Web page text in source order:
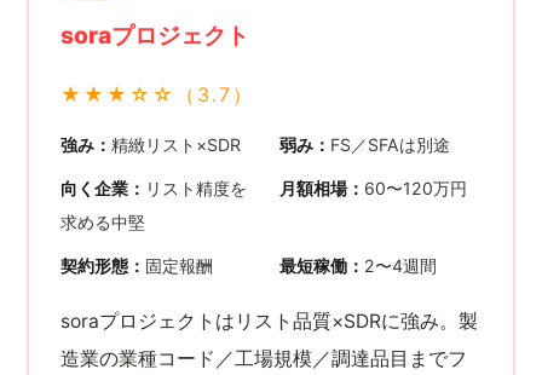
soraプロジェクト
★★★☆☆（3.7）
強み：精緻リスト×SDR 弱み： FS／SFAは別途
向く企業： リスト精度を
求める中堅
月額相場： 60〜120万円
契約形態： 固定報酬 最短稼働： 2〜4週間
soraプロジェクトはリスト品質×SDRに強み。製
造業の業種コード／工場規模／調達品目までフ